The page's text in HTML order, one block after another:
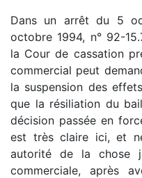
Dans un arrêt du 5
octobre 1994, n° 92-
la Cour de cassation
commercial peut
la suspension des
que la résiliation du
décision passée en
est très claire ici, et
autorité de la chose
commerciale, après